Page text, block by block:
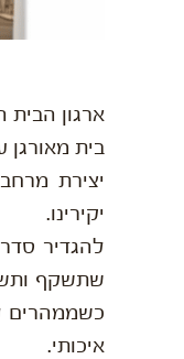
ארגון הבית
בית
יצירת
יקירינו.
להגדיר
שתשקף
כשממהרים
איכותי.